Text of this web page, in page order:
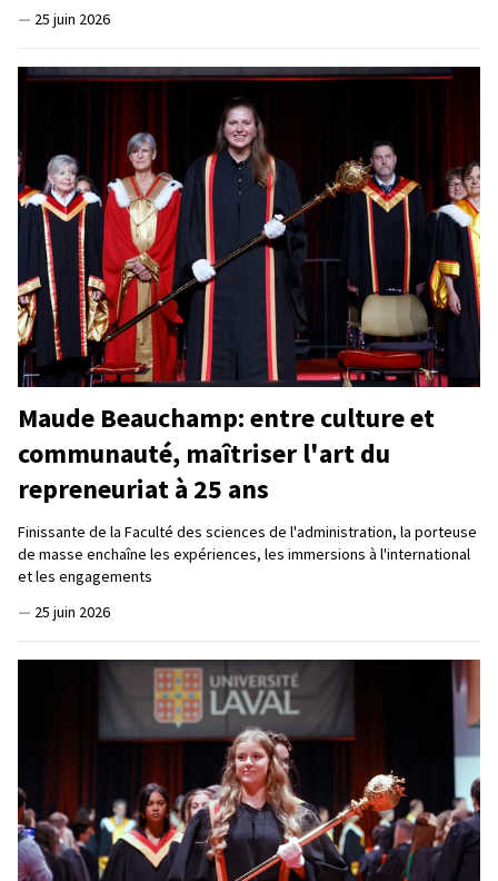
— 25 juin 2026
Maude Beauchamp: entre culture et
communauté, maîtriser l'art du
repreneuriat à 25 ans
Finissante de la Faculté des sciences de l'administration, la porteuse
de masse enchaîne les expériences, les immersions à l'international
et les engagements
— 25 juin 2026